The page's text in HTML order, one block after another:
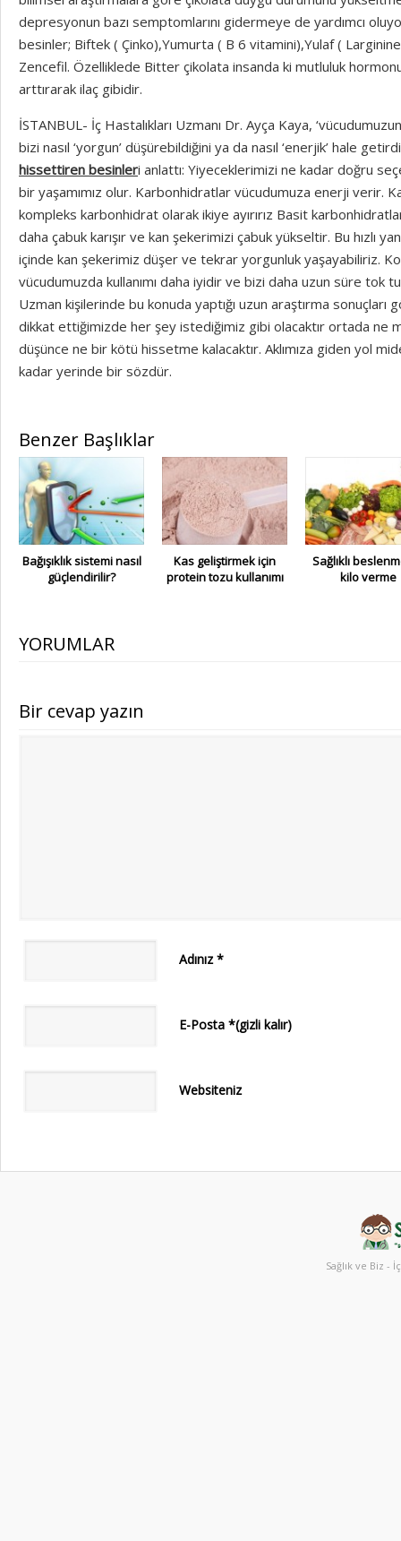
depresyonun bazı semptomlarını gidermeye de yardımcı
besinler; Biftek ( Çinko),Yumurta ( B 6 vitamini),Yulaf (
Zencefil. Özelliklede Bitter çikolata insanda ki mutluluk
arttırarak ilaç gibidir.
İSTANBUL- İç Hastalıkları Uzmanı Dr. Ayça Kaya,
bizi nasıl ‘yorgun’ düşürebildiğini ya da nasıl ‘enerjik’ hale
hissettiren besinleri anlattı: Yiyeceklerimizi ne kadar doğru
bir yaşamımız olur. Karbonhidratlar vücudumuza enerji verir.
kompleks karbonhidrat olarak ikiye ayırırız Basit
daha çabuk karışır ve kan şekerimizi çabuk yükseltir. Bu hızlı
içinde kan şekerimiz düşer ve tekrar yorgunluk yaşayabiliriz.
vücudumuzda kullanımı daha iyidir ve bizi daha uzun süre tok
Uzman kişilerinde bu konuda yaptığı uzun araştırma
dikkat ettiğimizde her şey istediğimiz gibi olacaktır ortada ne
düşünce ne bir kötü hissetme kalacaktır. Aklımıza giden yol
kadar yerinde bir sözdür.
Benzer Başlıklar
Bağışıklık sistemi nasıl
güçlendirilir?
Kas geliştirmek için
protein tozu kullanımı
Sağlıklı
kilo verme
YORUMLAR
Bir cevap yazın
Adınız*
E-Posta *(gizli kalır)
Websiteniz
Sağlık ve Biz -